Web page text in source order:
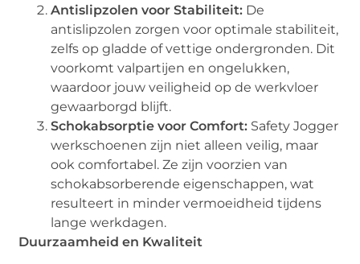
Antislipzolen voor Stabiliteit: De
antislipzolen zorgen voor optimale stabiliteit,
zelfs op gladde of vettige ondergronden. Dit
voorkomt valpartijen en ongelukken,
waardoor jouw veiligheid op de werkvloer
gewaarborgd blijft.
Schokabsorptie voor Comfort: Safety Jogger
werkschoenen zijn niet alleen veilig, maar
ook comfortabel. Ze zijn voorzien van
schokabsorberende eigenschappen, wat
resulteert in minder vermoeidheid tijdens
lange werkdagen.
Duurzaamheid en Kwaliteit